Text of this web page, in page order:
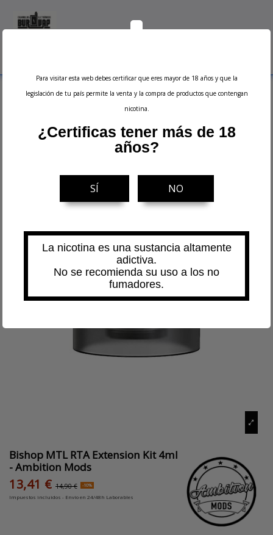
Inicio Accesorios Campanas
Bishop MTL RTA Extension Kit 4ml -
Bishop MTL RTA Extension Kit 4ml
- Ambition Mods
13,41 € 14,90 € -10%
Impuestos incluidos - Envío en 24/48h Laborables
Para visitar esta web debes certificar que eres mayor de 18 años y que la
legislación de tu país permite la venta y la compra de productos que contengan
nicotina.
¿Certificas tener más de 18
años?
SÍ NO
La nicotina es una sustancia altamente
adictiva.
No se recomienda su uso a los no
fumadores.